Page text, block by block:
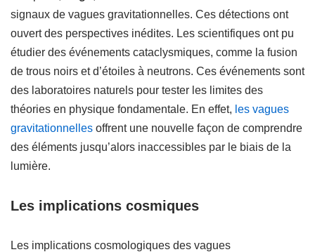
signaux de vagues gravitationnelles. Ces détections ont
ouvert des perspectives inédites. Les scientifiques ont pu
étudier des événements cataclysmiques, comme la fusion
de trous noirs et d’étoiles à neutrons. Ces événements sont
des laboratoires naturels pour tester les limites des
théories en physique fondamentale. En effet, les vagues
gravitationnelles offrent une nouvelle façon de comprendre
des éléments jusqu’alors inaccessibles par le biais de la
lumière.
Les implications cosmiques
Les implications cosmologiques des vagues